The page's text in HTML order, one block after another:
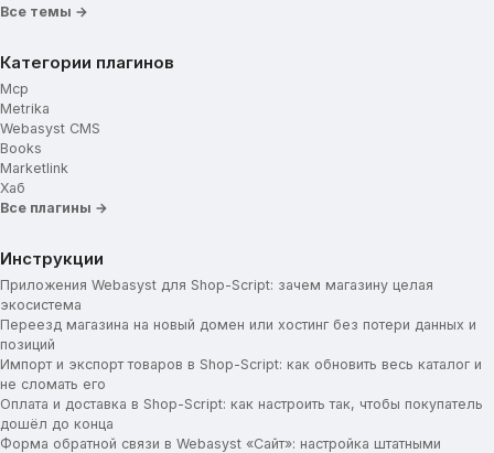
Все темы →
Категории плагинов
Mcp
Metrika
Webasyst CMS
Books
Marketlink
Хаб
Все плагины →
Инструкции
Приложения Webasyst для Shop-Script: зачем магазину целая
экосистема
Переезд магазина на новый домен или хостинг без потери данных и
позиций
Импорт и экспорт товаров в Shop-Script: как обновить весь каталог и
не сломать его
Оплата и доставка в Shop-Script: как настроить так, чтобы покупатель
дошёл до конца
Форма обратной связи в Webasyst «Сайт»: настройка штатными